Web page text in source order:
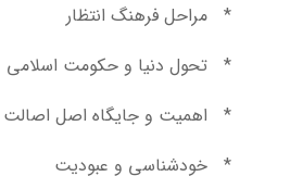
* مراحل فرهنگ انتظار
* تحول دنیا و حکومت اسلامی
* اهمیت و جایگاه اصل
* خودشناسی و عبودیت